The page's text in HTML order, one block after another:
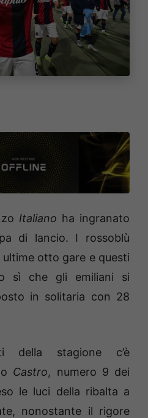
Italiano ha ingranato
di lancio. I rossoblù
otto gare e questi
sì che gli emiliani si
in solitaria con 28
della stagione c’è
Castro, numero 9 dei
le luci della ribalta a
nonostante il rigore